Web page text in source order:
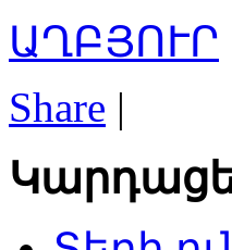
ԱՂԲՅՈՒՐ
Share |